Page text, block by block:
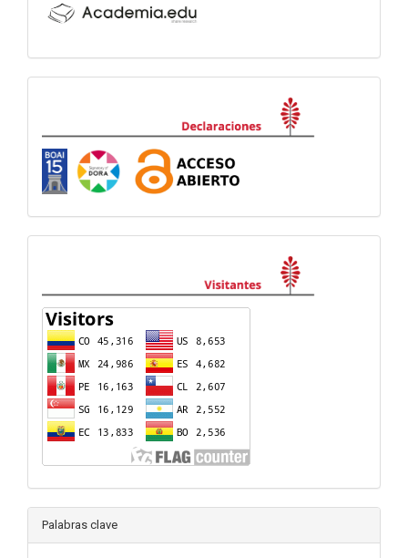
Palabras clave